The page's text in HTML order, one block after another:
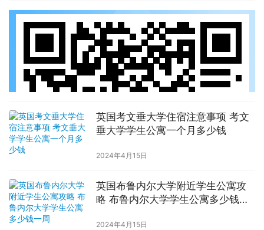
英国考文垂大学住宿注意事项 考文
垂大学学生公寓一个月多少钱
2024年4月15日
英国布鲁内尔大学附近学生公寓攻
略 布鲁内尔大学学生公寓多少钱一
2024年4月15日